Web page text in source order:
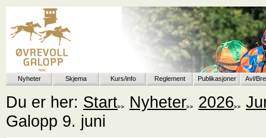
Nyheter Skjema Kurs/info Reglement Publikasjoner Avl/
Du er her: Start Nyheter 2026
Galopp 9. juni